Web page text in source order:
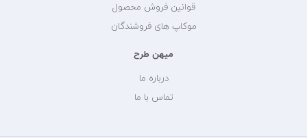
قوانین فروش محصول
موکاپ های فروشندگان
میهن طرح
درباره ما
تماس با ما